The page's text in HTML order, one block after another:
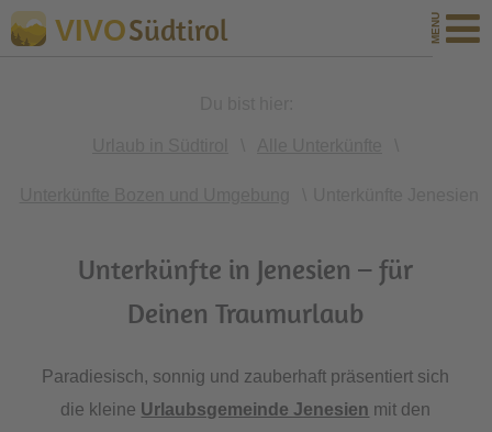
VIVOSüdtirol
Unterkünfte in Jenesien – für
Deinen Traumurlaub
Paradiesisch, sonnig und zauberhaft präsentiert sich
die kleine Urlaubsgemeinde Jenesien mit den